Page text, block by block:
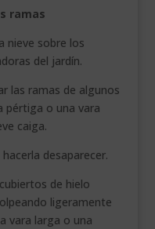
ramas
nieve sobre los
del jardín.
las ramas de algunos
pértiga o una vara
caiga.
desaparecer.
de hielo
ligeramente
vara larga o una